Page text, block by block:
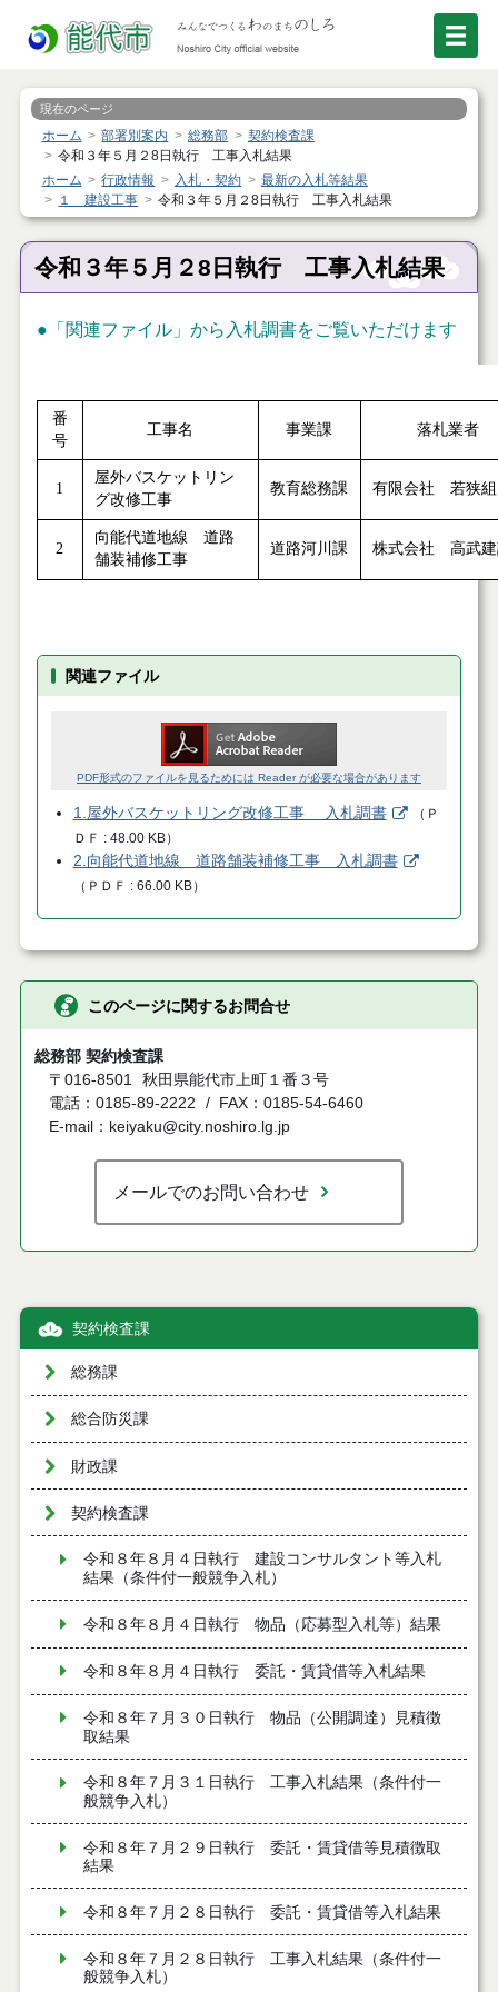
現在のページ
ホーム 部署別案内 総務部
契約検査課
令和３年５月２8日執行 工事入札結果
ホーム
行政情報 入札・契約
最新の入札等結果
１ 建設工事
令和３年５月２8日執行 工事入札結果
令和３年５月２8日執行 工事入札結果
●「関連ファイル」から入札調書をご覧いただけます
番
号
工事名 事業課 落札業者
1
屋外バスケットリン
グ改修工事
教育総務課 有限会社 若狭組
2
向能代道地線 道路
舗装補修工事
道路河川課 株式会社 高武建
関連ファイル
PDF形式のファイルを見るためには Reader が必要な場合があります
1.屋外バスケットリング改修工事 入札調書 （ Ｐ
ＤＦ
48.00 KB）
2.向能代道地線 道路舗装補修工事 入札調書
（ ＰＤＦ 66.00 KB）
このページに関するお問合せ
総務部 契約検査課
〒016-8501 秋田県能代市上町１番３号
電話：0185-89-2222
FAX：0185-54-6460
E-mail：keiyaku@city.noshiro.lg.jp
メールでのお問い合わせ
契約検査課
総務課
総合防災課
財政課
契約検査課
令和８年８月４日執行 建設コンサルタント等入札
結果（条件付一般競争入札）
令和８年８月４日執行 物品（応募型入札等）結果
令和８年８月４日執行 委託・賃貸借等入札結果
令和８年７月３０日執行 物品（公開調達）見積徴
取結果
令和８年７月３１日執行 工事入札結果（条件付一
般競争入札）
令和８年７月２９日執行 委託・賃貸借等見積徴取
結果
令和８年７月２８日執行 委託・賃貸借等入札結果
令和８年７月２８日執行 工事入札結果（条件付一
般競争入札）